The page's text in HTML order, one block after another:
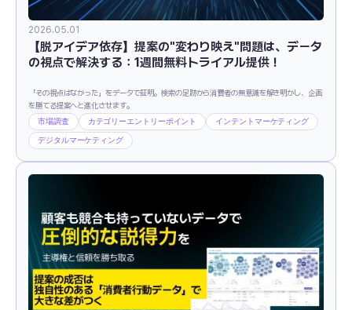
2026.05.01
【脱アイデア依存】提案の"変わり映え"問題は、データ
の視点で解決する：1週間無料トライアル提供！
「その視点はなかった」をデータで証明。検索の足跡から消費者の無意識を解き明かし、企画
を勝てる提案へと進化させます。
市場調査 カテゴリーエントリーポイント インテントマーケティング
デジタルマーケティング